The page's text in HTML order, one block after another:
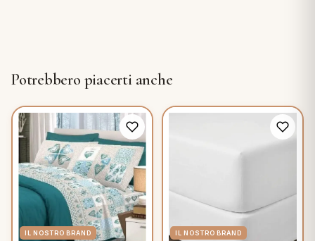
Potrebbero piacerti anche